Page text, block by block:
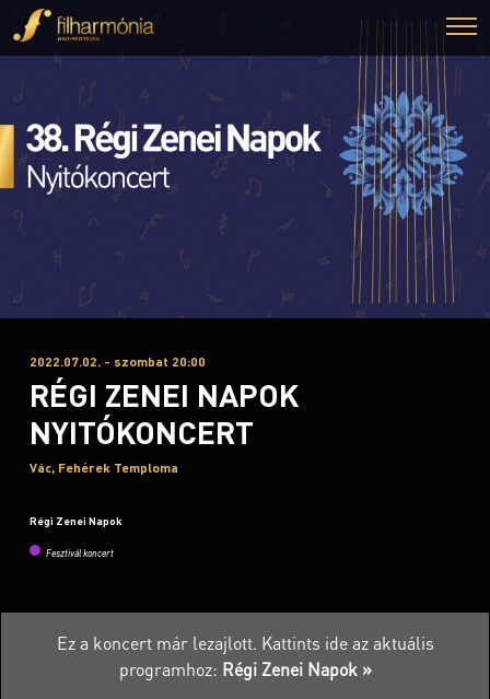
2022.07.02. - szombat 20:00
RÉGI ZENEI NAPOK
NYITÓKONCERT
Vác, Fehérek Temploma
Régi Zenei Napok
Fesztivál koncert
Ez a koncert már lezajlott. Kattints ide az aktuális
programhoz: Régi Zenei Napok »